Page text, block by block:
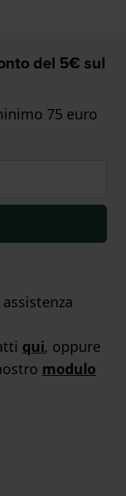
del 5€ sul
75 euro
qui, oppure
modulo